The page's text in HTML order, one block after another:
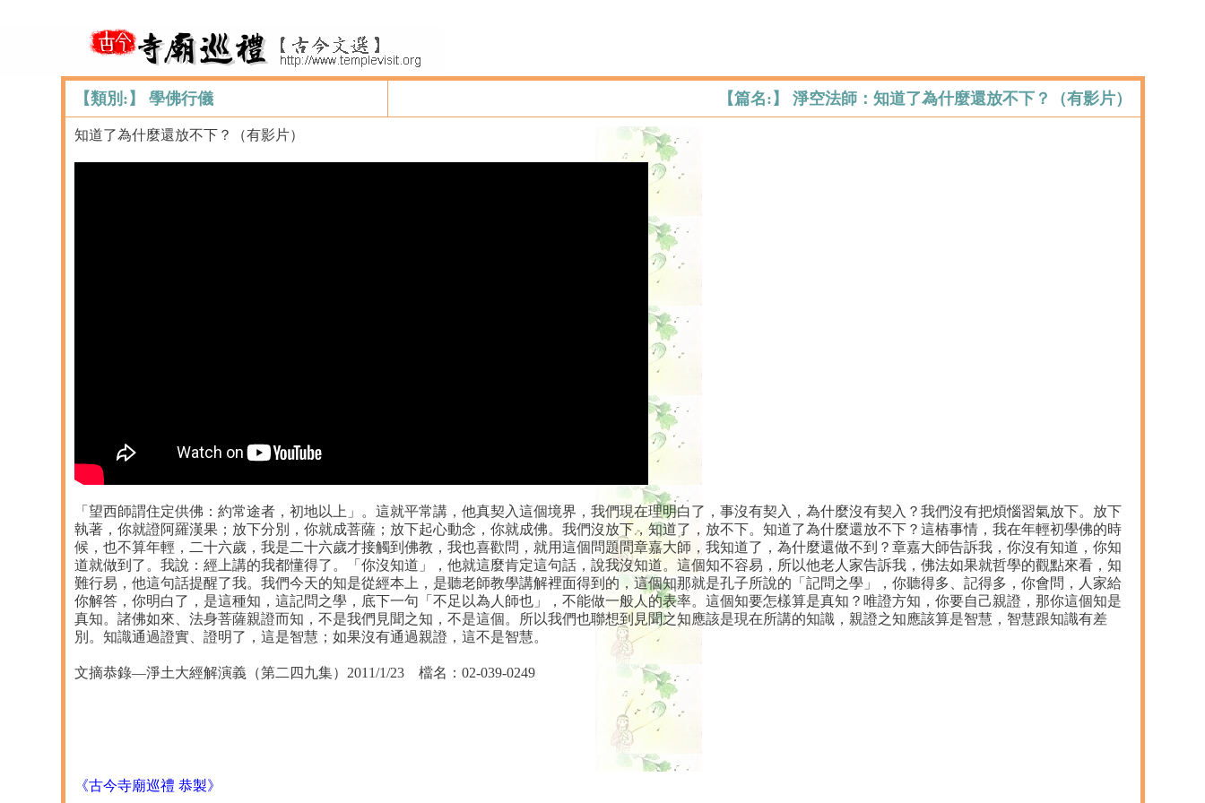
【類別:】 學佛行儀 【篇名:】 淨空法師：知道了為什麼還放不下？（有影片）
知道了為什麼還放不下？（有影片）
「望西師謂住定供佛：約常途者，初地以上」。這就平常講，他真契入這個境界，我們現在理明白了，事沒有契入，為什麼沒有契入？我們沒有把煩惱習氣放下。放下
執著，你就證阿羅漢果；放下分別，你就成菩薩；放下起心動念，你就成佛。我們沒放下，知道了，放不下。知道了為什麼還放不下？這樁事情，我在年輕初學佛的時
候，也不算年輕，二十六歲，我是二十六歲才接觸到佛教，我也喜歡問，就用這個問題問章嘉大師，我知道了，為什麼還做不到？章嘉大師告訴我，你沒有知道，你知
道就做到了。我說：經上講的我都懂得了。「你沒知道」，他就這麼肯定這句話，說我沒知道。這個知不容易，所以他老人家告訴我，佛法如果就哲學的觀點來看，知
難行易，他這句話提醒了我。我們今天的知是從經本上，是聽老師教學講解裡面得到的，這個知那就是孔子所說的「記問之學」，你聽得多、記得多，你會問，人家給
你解答，你明白了，是這種知，這記問之學，底下一句「不足以為人師也」，不能做一般人的表率。這個知要怎樣算是真知？唯證方知，你要自己親證，那你這個知是
真知。諸佛如來、法身菩薩親證而知，不是我們見聞之知，不是這個。所以我們也聯想到見聞之知應該是現在所講的知識，親證之知應該算是智慧，智慧跟知識有差
別。知識通過證實、證明了，這是智慧；如果沒有通過親證，這不是智慧。
文摘恭錄—淨土大經解演義（第二四九集）2011/1/23 檔名：02-039-0249
《古今寺廟巡禮 恭製》